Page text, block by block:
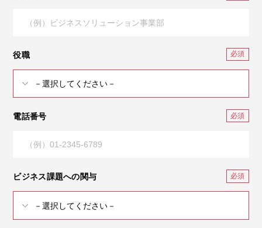
役職
電話番号
ビジネス課題への関与